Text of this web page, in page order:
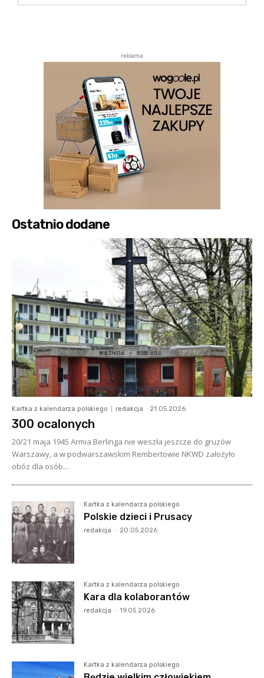
reklama
Ostatnio dodane
Kartka z kalendarza polskiego redakcja - 21.05.2026
300 ocalonych
20/21 maja 1945 Armia Berlinga nie weszła jeszcze do gruzów
Warszawy, a w podwarszawskim Rembertowie NKWD założyło
obóz dla osób...
Kartka z kalendarza polskiego
Polskie dzieci i Prusacy
redakcja - 20.05.2026
Kartka z kalendarza polskiego
Kara dla kolaborantów
redakcja - 19.05.2026
Kartka z kalendarza polskiego